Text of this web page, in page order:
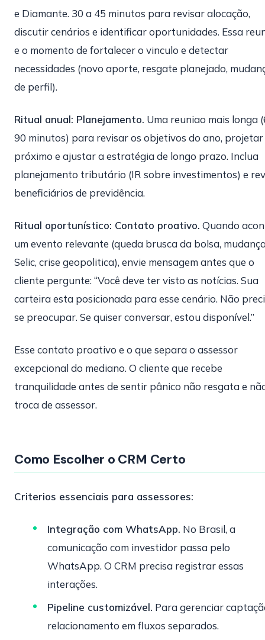
e Diamante. 30 a 45 minutos para revisar alocação,
discutir cenários e identificar oportunidades. Essa
e o momento de fortalecer o vinculo e detectar
necessidades (novo aporte, resgate planejado,
de perfil).
Ritual anual: Planejamento. Uma reuniao mais longa
90 minutos) para revisar os objetivos do ano, projetar
próximo e ajustar a estratégia de longo prazo. Inclua
planejamento tributário (IR sobre investimentos) e
beneficiários de previdência.
Ritual oportunístico: Contato proativo. Quando
um evento relevante (queda brusca da bolsa,
Selic, crise geopolitica), envie mensagem antes que o
cliente pergunte: “Você deve ter visto as notícias. Sua
carteira esta posicionada para esse cenário. Não
se preocupar. Se quiser conversar, estou disponível.”
Esse contato proativo e o que separa o assessor
excepcional do mediano. O cliente que recebe
tranquilidade antes de sentir pânico não resgata e
troca de assessor.
Como Escolher o CRM Certo
Criterios essenciais para assessores:
Integração com WhatsApp. No Brasil, a
comunicação com investidor passa pelo
WhatsApp. O CRM precisa registrar essas
interações.
Pipeline customizável. Para gerenciar
relacionamento em fluxos separados.